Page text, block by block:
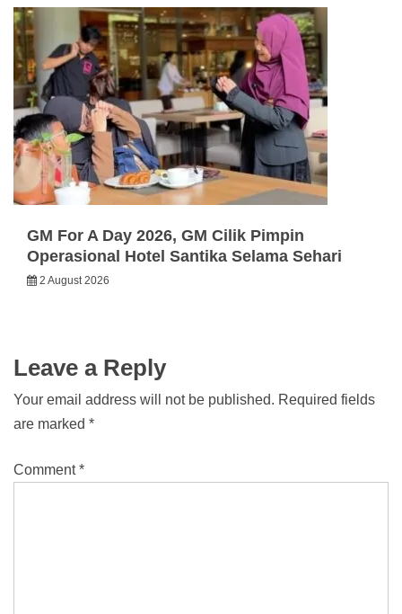
GM For A Day 2026, GM Cilik Pimpin
Operasional Hotel Santika Selama Sehari
2 August 2026
Leave a Reply
Your email address will not be published. Required fields
are marked *
Comment*